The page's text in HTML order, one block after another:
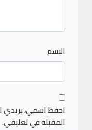
الاسم
احفظ اسمي، بريدي
المقبلة في تعليقي.